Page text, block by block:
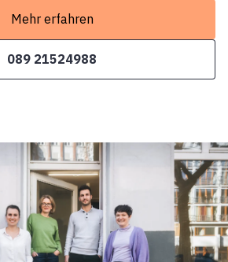
Mehr erfahren
089 21524988